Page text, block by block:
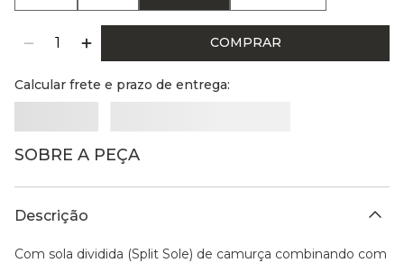
COMPRAR
Calcular frete e prazo de entrega:
SOBRE A PEÇA
Descrição
Com sola dividida (Split Sole) de camurça combinando com